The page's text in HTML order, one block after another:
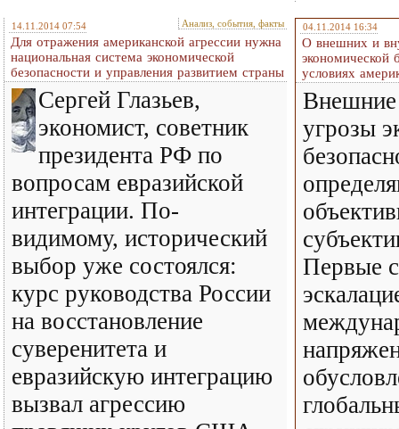
14.11.2014 07:54 Анализ, события, факты
Для отражения американской агрессии нужна
национальная система экономической
безопасности и управления развитием страны
Сергей Глазьев,
экономист, советник
президента РФ по
вопросам евразийской
интеграции. По-
видимому, исторический
выбор уже состоялся:
курс руководства России
на восстановление
суверенитета и
евразийскую интеграцию
вызвал агрессию
04.11.2014 16:34
О внешних и
экономической
условиях
Внешние
угрозы
Первые